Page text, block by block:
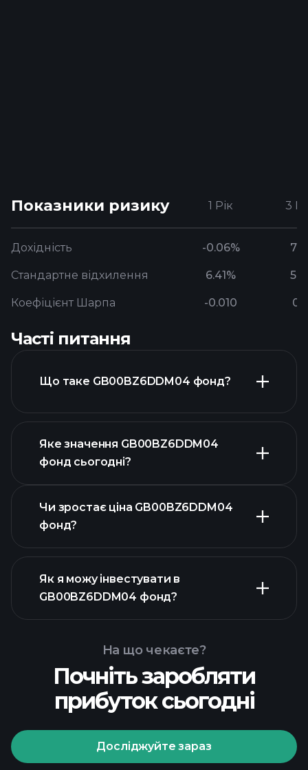
Показники ризику 1 Рік 3
Дохідність -0.06%
Стандартне відхилення 6.41%
Коефіцієнт Шарпа -0.010
Часті питання
Що таке GB00BZ6DDM04 фонд?
Яке значення GB00BZ6DDM04
фонд сьогодні?
розширеній діаграмі
Чи зростає ціна GB00BZ6DDM04
фонд?
GB00BZ6DDM04 фонд
Як я можу інвестувати в
GB00BZ6DDM04 фонд?
Playtrade
На що чекаєте?
Почніть заробляти
прибуток сьогодні
Досліджуйте зараз